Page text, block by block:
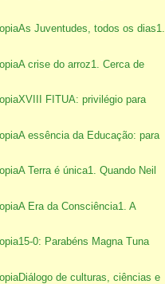
Juventudes, todos os dias1.
crise do arroz1. Cerca de
FITUA: privilégio para
essência da Educação: para
Terra é única1. Quando Neil
Era da Consciência1. A
0: Parabéns Magna Tuna
de culturas, ciências e